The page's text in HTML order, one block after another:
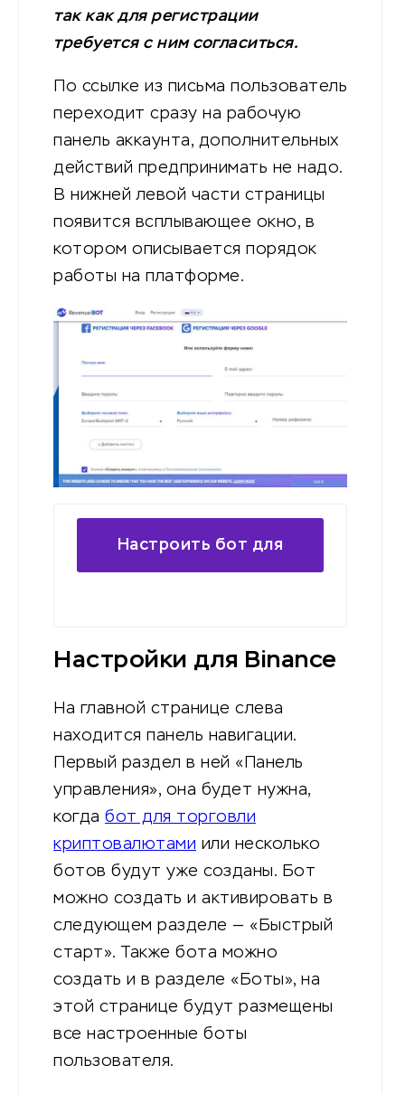
так как для регистрации
требуется с ним согласиться.
По ссылке из письма пользователь
переходит сразу на рабочую
панель аккаунта, дополнительных
действий предпринимать не надо.
В нижней левой части страницы
появится всплывающее окно, в
котором описывается порядок
работы на платформе.
Настроить бот для
Настройки для Binance
На главной странице слева
находится панель навигации.
Первый раздел в ней «Панель
управления», она будет нужна,
когда бот для торговли
криптовалютами или несколько
ботов будут уже созданы. Бот
можно создать и активировать в
следующем разделе — «Быстрый
старт». Также бота можно
создать и в разделе «Боты», на
этой странице будут размещены
все настроенные боты
пользователя.